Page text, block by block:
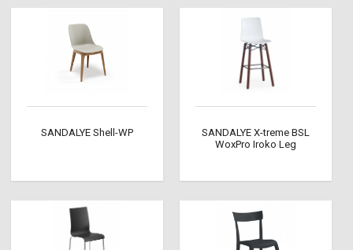
SANDALYE Shell-WP
SANDALYE X-treme BSL
WoxPro Iroko Leg